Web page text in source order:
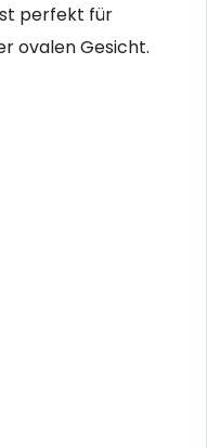
perfekt für
ovalen Gesicht.